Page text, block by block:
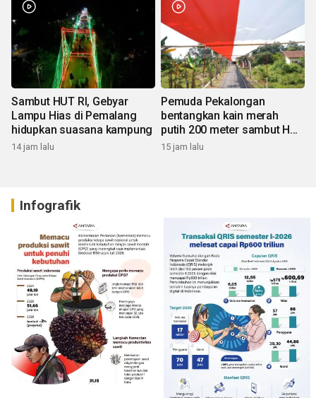
Sambut HUT RI, Gebyar
Lampu Hias di Pemalang
hidupkan suasana kampung
14 jam lalu
Pemuda Pekalongan
bentangkan kain merah
putih 200 meter sambut HUT
RI
15 jam lalu
Infografik